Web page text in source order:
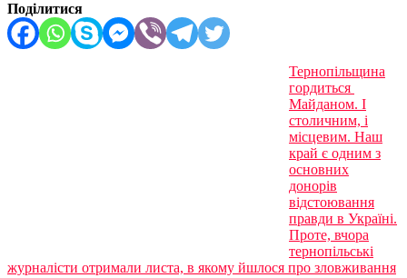
Поділитися
Тернопільщина
гордиться
Майданом. І
столичним, і
місцевим. Наш
край є одним з
основних
донорів
відстоювання
правди в Україні.
Проте, вчора
тернопільські
журналісти отримали листа, в якому йшлося про зловживання